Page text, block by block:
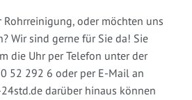
Rohrreinigung, oder möchten uns
Wir sind gerne für Sie da! Sie
die Uhr per Telefon unter der
52 292 6 oder per E-Mail an
darüber hinaus können